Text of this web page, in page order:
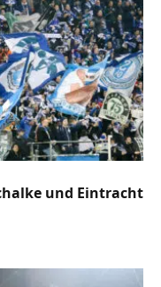
und Eintracht